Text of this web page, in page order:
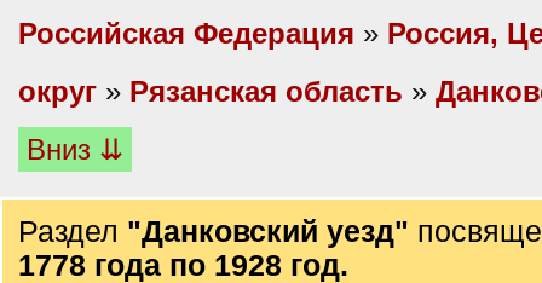
Российская Федерация » Россия,
округ » Рязанская область »
Вниз ⇊
Раздел "Данковский уезд"
1778 года по 1928 год.